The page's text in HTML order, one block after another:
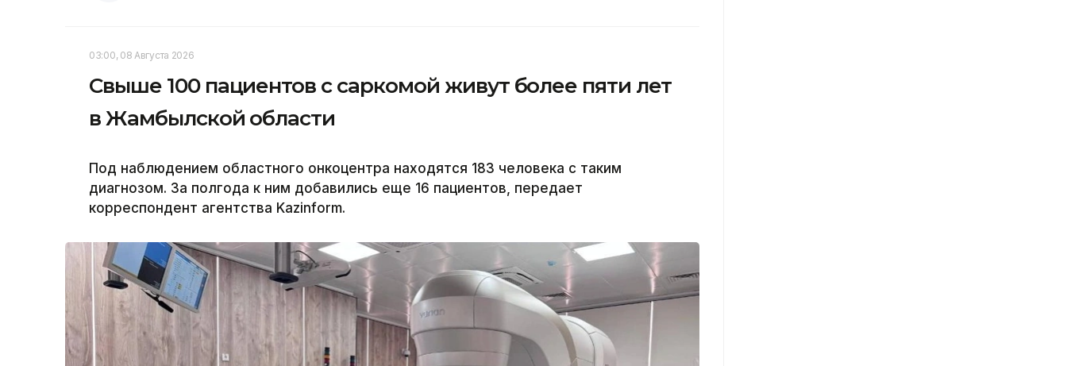
03:00, 08 Августа 2026
Свыше 100 пациентов с саркомой живут более пяти лет
в Жамбылской области
Под наблюдением областного онкоцентра находятся 183 человека с таким
диагнозом. За полгода к ним добавились еще 16 пациентов, передает
корреспондент агентства Kazinform.